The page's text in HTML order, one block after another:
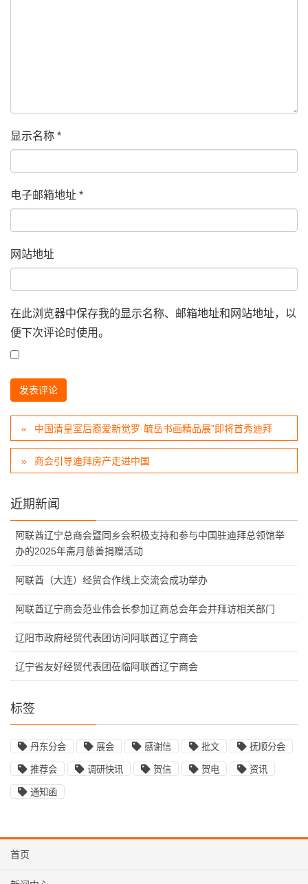
显示名称 *
电子邮箱地址 *
网站地址
在此浏览器中保存我的显示名称、邮箱地址和网站地址，以
便下次评论时使用。
中国清皇室后裔爱新觉罗·毓岳书画精品展”即将首秀迪拜
商会引导迪拜房产走进中国
近期新闻
阿联酋辽宁总商会暨同乡会积极支持和参与中国驻迪拜总领馆举
办的2025年斋月慈善捐赠活动
阿联酋（大连）经贸合作线上交流会成功举办
阿联酋辽宁商会范业伟会长参加辽商总会年会并拜访相关部门
辽阳市政府经贸代表团访问阿联酋辽宁商会
辽宁省友好经贸代表团莅临阿联酋辽宁商会
标签
丹东分会 展会 感谢信 批文 抚顺分会
推荐会 调研快讯 贺信 贺电 资讯
通知函
首页